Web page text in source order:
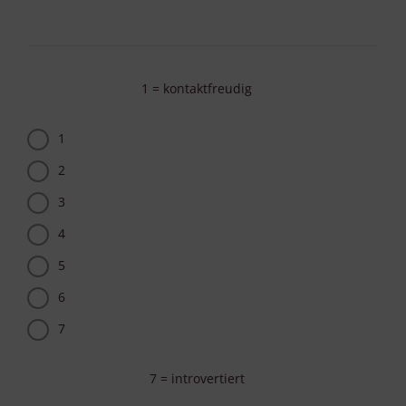
1 = kontaktfreudig
1
2
3
4
5
6
7
7 = introvertiert